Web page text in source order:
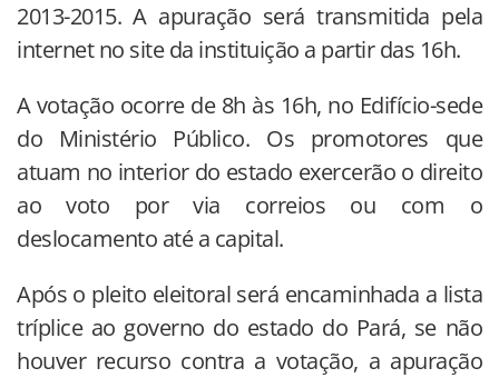
2013-2015. A apuração será transmitida pela
internet no site da instituição a partir das 16h.
A votação ocorre de 8h às 16h, no Edifício-sede
do Ministério Público. Os promotores que
atuam no interior do estado exercerão o direito
ao voto por via correios ou com o
deslocamento até a capital.
Após o pleito eleitoral será encaminhada a lista
tríplice ao governo do estado do Pará, se não
houver recurso contra a votação, a apuração